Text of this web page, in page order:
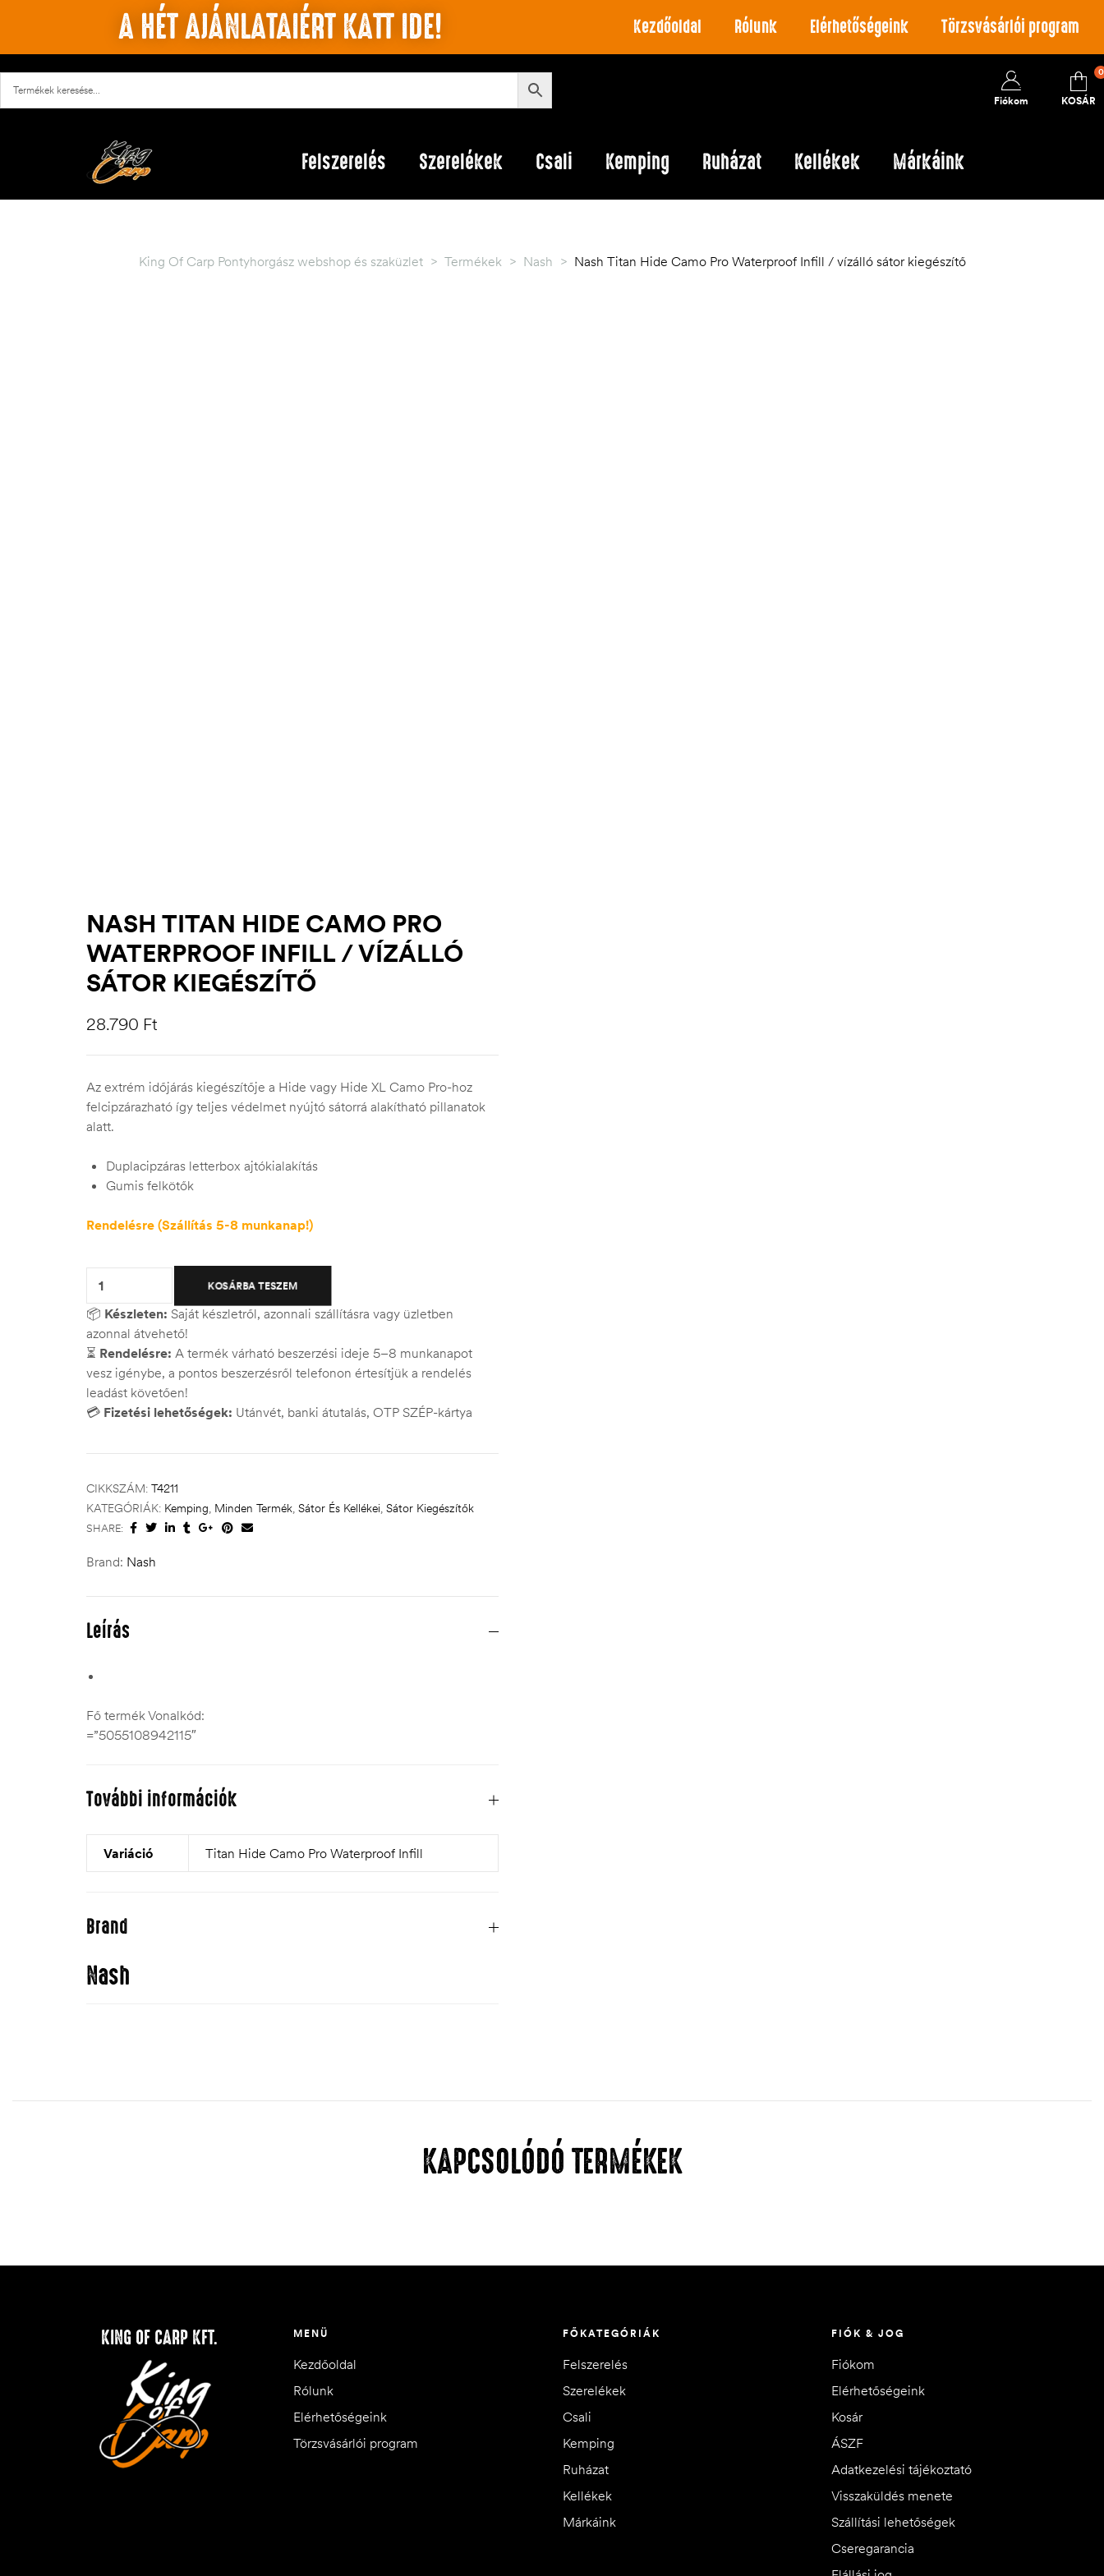
A HÉT AJÁNLATAIÉRT KATT IDE! Kezdőoldal Rólunk Elérhetőségeink Törzsvásárlói program
Fiókom KOSÁR
0
Felszerelés Szerelékek Csali Kemping Ruházat Kellékek Márkáink
King Of Carp Pontyhorgász webshop és szaküzlet > Termékek > Nash > Nash Titan Hide Camo Pro Waterproof Infill / vízálló sátor kiegészítő
NASH TITAN HIDE CAMO PRO
WATERPROOF INFILL / VÍZÁLLÓ
SÁTOR KIEGÉSZÍTŐ
28.790 Ft
Az extrém időjárás kiegészítője a Hide vagy Hide XL Camo Pro-hoz
felcipzárazható így teljes védelmet nyújtó sátorrá alakítható pillanatok
alatt.
Duplacipzáras letterbox ajtókialakítás
Gumis felkötők
Rendelésre (Szállítás 5-8 munkanap!)
KOSÁRBA TESZEM
📦 Készleten: Saját készletről, azonnali szállításra vagy üzletben
azonnal átvehető!
⏳ Rendelésre: A termék várható beszerzési ideje 5–8 munkanapot
vesz igénybe, a pontos beszerzésről telefonon értesítjük a rendelés
leadást követően!
💳 Fizetési lehetőségek: Utánvét, banki átutalás, OTP SZÉP-kártya
CIKKSZÁM: T4211
KATEGÓRIÁK: Kemping, Minden Termék, Sátor És Kellékei, Sátor Kiegészítők
SHARE:
Brand: Nash
Leírás
Fő termék Vonalkód:
=”5055108942115″
További információk
Variáció Titan Hide Camo Pro Waterproof Infill
Brand
Nash
KAPCSOLÓDÓ TERMÉKEK
KING OF CARP KFT. MENÜ
Kezdőoldal
Rólunk
Elérhetőségeink
Törzsvásárlói program
FŐKATEGÓRIÁK
Felszerelés
Szerelékek
Csali
Kemping
Ruházat
Kellékek
Márkáink
FIÓK & JOG
Fiókom
Elérhetőségeink
Kosár
ÁSZF
Adatkezelési tájékoztató
Visszaküldés menete
Szállítási lehetőségek
Cseregarancia